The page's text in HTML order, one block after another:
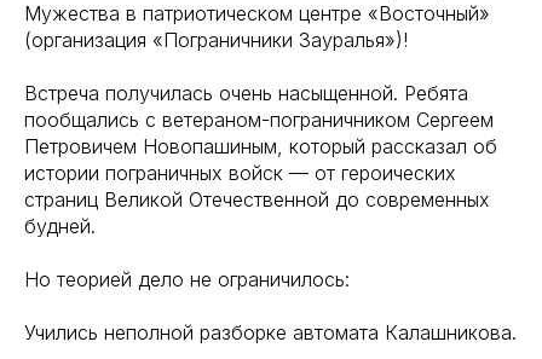
Мужества в патриотическом центре «Восточный»
(организация «Пограничники Зауралья»)!
Встреча получилась очень насыщенной. Ребята
пообщались с ветераном-пограничником Сергеем
Петровичем Новопашиным, который рассказал об
истории пограничных войск — от героических
страниц Великой Отечественной до современных
будней.
Но теорией дело не ограничилось:
Учились неполной разборке автомата Калашникова.